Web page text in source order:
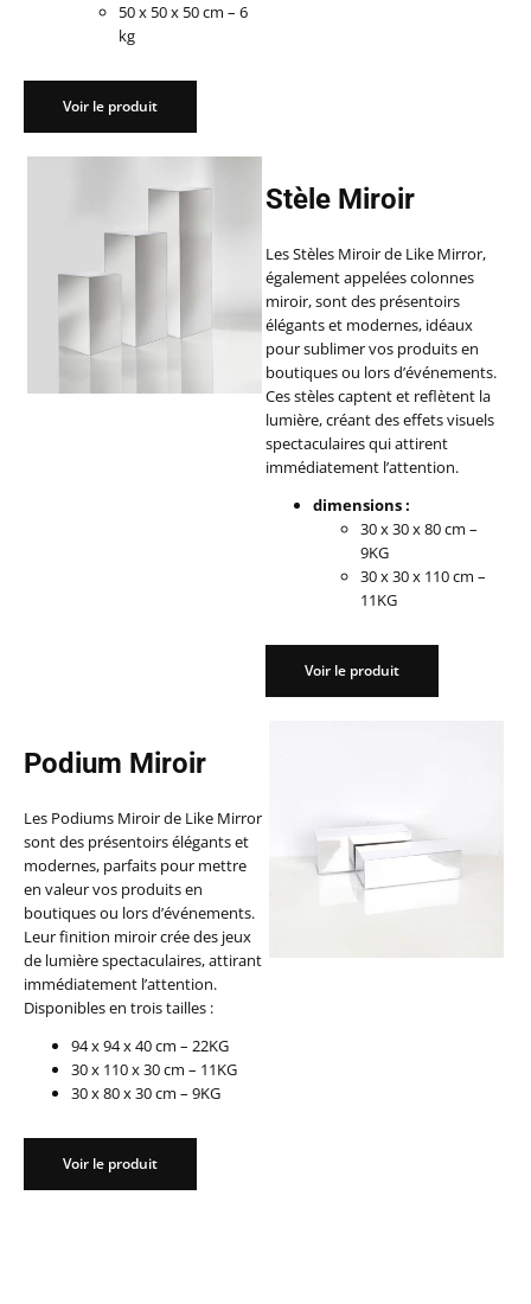
50 x 50 x 50 cm – 6
kg
Voir le produit
Stèle Miroir
Les Stèles Miroir de Like Mirror,
également appelées colonnes
miroir, sont des présentoirs
élégants et modernes, idéaux
pour sublimer vos produits en
boutiques ou lors d’événements.
Ces stèles captent et reflètent la
lumière, créant des effets visuels
spectaculaires qui attirent
immédiatement l’attention.
dimensions :
30 x 30 x 80 cm –
9KG
30 x 30 x 110 cm –
11KG
Voir le produit
Podium Miroir
Les Podiums Miroir de Like Mirror
sont des présentoirs élégants et
modernes, parfaits pour mettre
en valeur vos produits en
boutiques ou lors d’événements.
Leur finition miroir crée des jeux
de lumière spectaculaires, attirant
immédiatement l’attention.
Disponibles en trois tailles :
94 x 94 x 40 cm – 22KG
30 x 110 x 30 cm – 11KG
30 x 80 x 30 cm – 9KG
Voir le produit